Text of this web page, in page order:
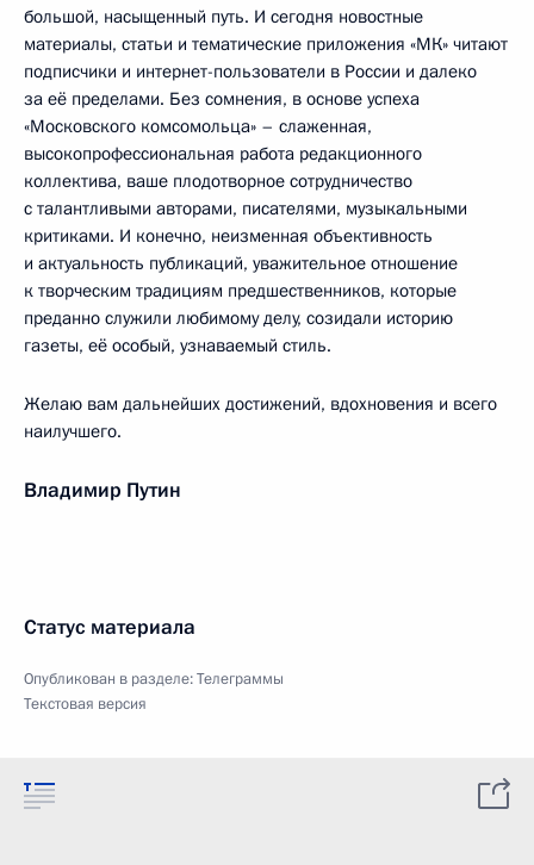
большой, насыщенный путь. И сегодня новостные
материалы, статьи и тематические приложения «МК» читают
подписчики и интернет-пользователи в России и далеко
за её пределами. Без сомнения, в основе успеха
«Московского комсомольца» – слаженная,
высокопрофессиональная работа редакционного
коллектива, ваше плодотворное сотрудничество
с талантливыми авторами, писателями, музыкальными
критиками. И конечно, неизменная объективность
и актуальность публикаций, уважительное отношение
к творческим традициям предшественников, которые
преданно служили любимому делу, созидали историю
газеты, её особый, узнаваемый стиль.
Желаю вам дальнейших достижений, вдохновения и всего
наилучшего.
Владимир Путин
Статус материала
Опубликован в разделе:Телеграммы
Текстовая версия